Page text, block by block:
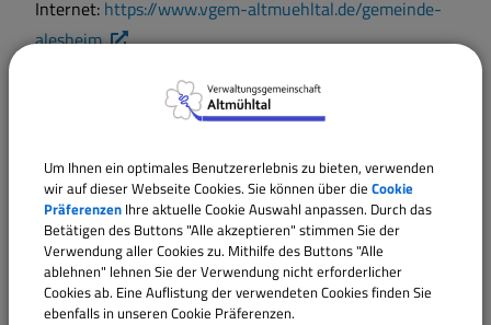
Internet: https://www.vgem-altmuehltal.de/gemeinde-
alesheim
Helmut Zäh
in Alesheim:
Donnerstag von 18.00 Uhr bis 19.00 Uhr in der
Gemeindekanzlei, Weimersheimer Str. 3
Um Ihnen ein optimales Benutzererlebnis zu bieten, verwenden
wir auf dieser Webseite Cookies. Sie können über die Cookie
Präferenzen Ihre aktuelle Cookie Auswahl anpassen. Durch das
Betätigen des Buttons "Alle akzeptieren" stimmen Sie der
Verwendung aller Cookies zu. Mithilfe des Buttons "Alle
ablehnen" lehnen Sie der Verwendung nicht erforderlicher
Cookies ab. Eine Auflistung der verwendeten Cookies finden Sie
ebenfalls in unseren Cookie Präferenzen.